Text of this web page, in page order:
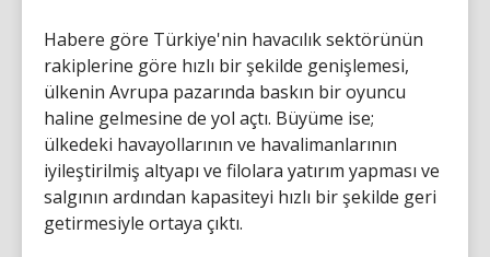
Habere göre Türkiye'nin havacılık sektörünün
rakiplerine göre hızlı bir şekilde genişlemesi,
ülkenin Avrupa pazarında baskın bir oyuncu
haline gelmesine de yol açtı. Büyüme ise;
ülkedeki havayollarının ve havalimanlarının
iyileştirilmiş altyapı ve filolara yatırım yapması ve
salgının ardından kapasiteyi hızlı bir şekilde geri
getirmesiyle ortaya çıktı.